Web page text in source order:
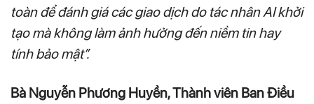
toàn để đánh giá các giao dịch do tác nhân AI khởi
tạo mà không làm ảnh hưởng đến niềm tin hay
tính bảo mật”.
Bà Nguyễn Phương Huyền, Thành viên Ban Điều